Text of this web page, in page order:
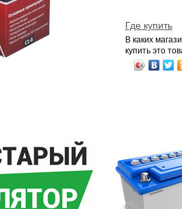
Где купить
В каких
купить это